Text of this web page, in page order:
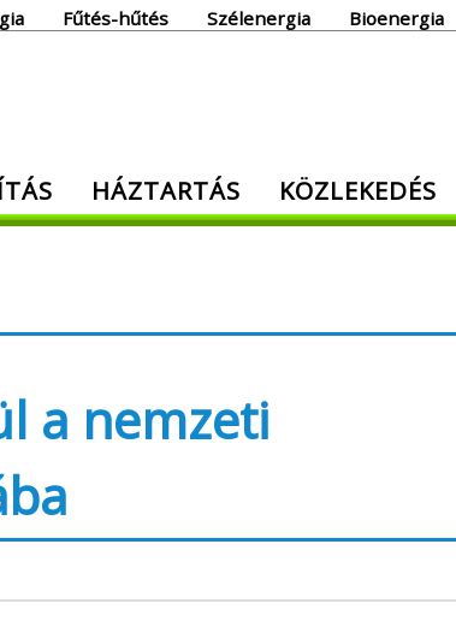
Fűtés-hűtés Szélenergia Bioenergia
energia!HÁZTARTÁS KÖZLEKEDÉS
a nemzeti